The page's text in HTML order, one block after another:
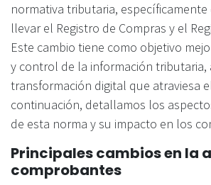
normativa tributaria,
llevar el Registro de Compras y el
Este cambio tiene como objetivo
y control de la información tributaria,
transformación digital que atraviesa
continuación, detallamos los
de esta norma y su impacto en los
Principales cambios en la
comprobantes